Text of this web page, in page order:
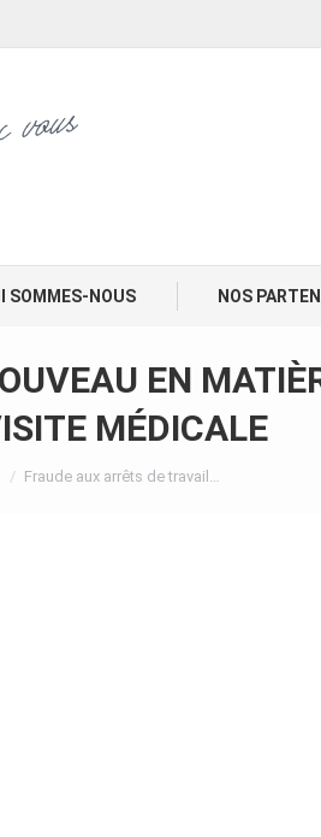
SOMMES-NOUS NOS
EN
MÉDICALE
Fraude aux arrêts de travail…